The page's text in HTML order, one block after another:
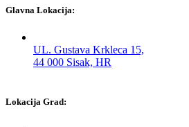
Glavna Lokacija:
UL. Gustava Krkleca 15,
44 000 Sisak, HR
Lokacija Grad: